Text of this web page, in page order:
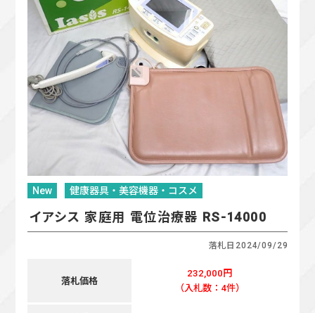
New 健康器具・美容機器・コスメ
イアシス 家庭用 電位治療器 RS-14000
落札日 2024/09/29
落札価格
232,000円
（入札数：4件）